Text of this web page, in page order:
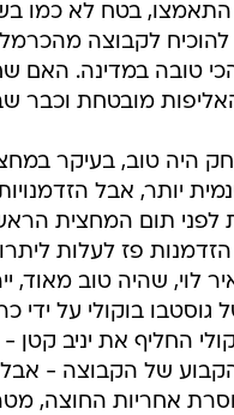
בטח לא כמו
להוכיח לקבוצה
טובה במדינה. האם
מובטחת וכבר
היה טוב, בעיקר
יותר, אבל
תום המחצית
פז לעלות
לוי, שהיה טוב מאוד,
גוסטבו בוקולי על ידי
החליף את יניב קטן
של הקבוצה - אבל
אחריות החוצה,